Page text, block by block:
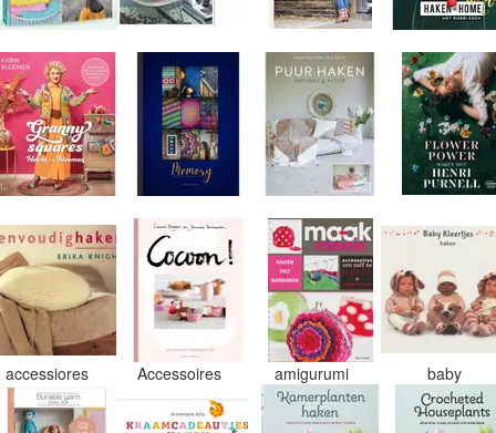
accessiores Accessoires amigurumi baby